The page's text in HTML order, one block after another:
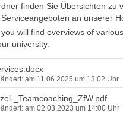
finden Sie Übersichten zu
an unserer
you will find overviews of
university.
am 11.06.2025 um 13:02 Uhr
_Teamcoaching_ZfW.pdf
am 02.03.2023 um 14:00 Uhr